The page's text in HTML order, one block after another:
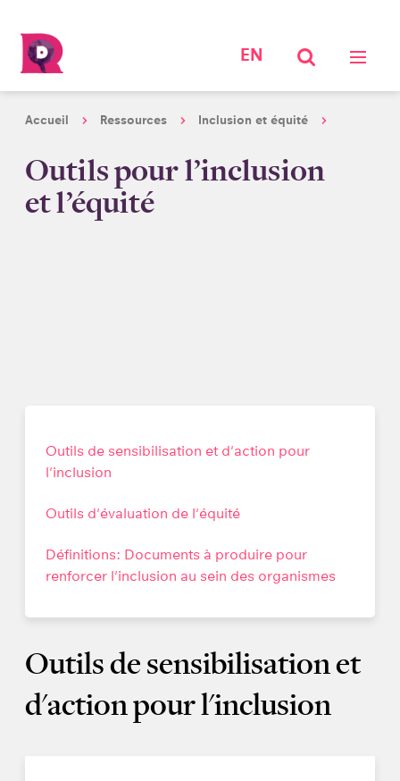
EN
Accueil Ressources Inclusion et équité
Outils pour l’inclusion
et l’équité
Outils de sensibilisation et d'action pour
l'inclusion
Outils d'évaluation de l'équité
Définitions: Documents à produire pour
renforcer l'inclusion au sein des organismes
Outils de sensibilisation et
d'action pour l'inclusion